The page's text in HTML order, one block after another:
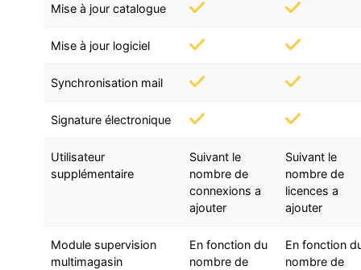
Mise à jour catalogue
Mise à jour logiciel
Synchronisation mail
Signature électronique
Utilisateur
supplémentaire
Suivant le
nombre de
connexions a
ajouter
Suivant le
nombre de
licences a
ajouter
Module supervision
multimagasin
En fonction du
nombre de
En fonction
nombre de